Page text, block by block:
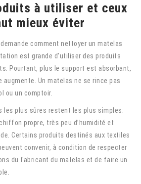
à utiliser et ceux
mieux éviter
demande comment nettoyer un matelas
est grande d’utiliser des produits
Pourtant, plus le support est absorbant,
augmente. Un matelas ne se rince pas
ou un comptoir.
les plus sûres restent les plus simples:
propre, très peu d’humidité et
Certains produits destinés aux textiles
convenir, à condition de respecter
du fabricant du matelas et de faire un